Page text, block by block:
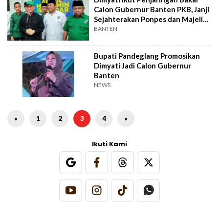
Calon Gubernur Banten PKB, Janji
Sejahterakan Ponpes dan Majelis
Taklim
BANTEN
Bupati Pandeglang Promosikan
Dimyati Jadi Calon Gubernur
Banten
NEWS
« 1 2 3 4 »
Ikuti Kami